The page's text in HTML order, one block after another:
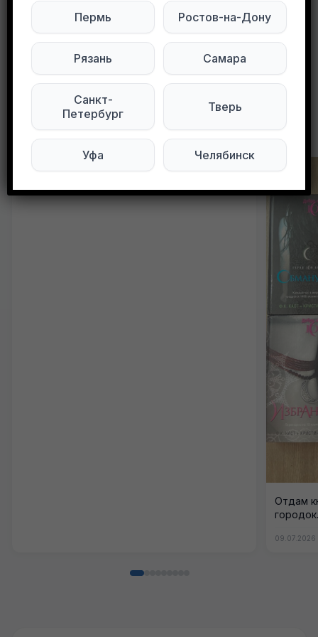
Мы в ВКонтакте
0 56 просмотров
Другие объявления в этом городе
Отдам
09.07.2026
Пермь Ростов-на-Дону
Рязань Самара
Санкт-
Петербург
Тверь
Уфа Челябинск